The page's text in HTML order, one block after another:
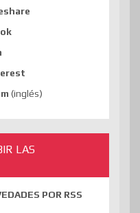
(inglés)
LAS
POR RSS